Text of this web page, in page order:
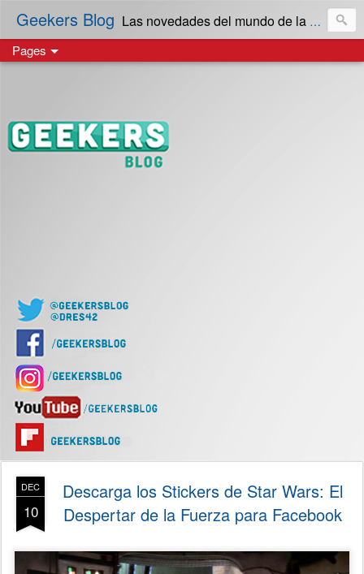
Geekers Blog Las novedades del mundo de la Tecnología y cultura Geek! en Español | Creado en El Salvador
Pages
DEC
10
Descarga los Stickers de Star Wars: El
Despertar de la Fuerza para Facebook